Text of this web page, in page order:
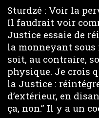
Sturdzé : Voir la
Il faudrait voir
Justice essaie de
la monneyant sous
soit, au contraire,
physique. Je crois
la Justice :
d’extérieur, en
ça, non.” Il y a un